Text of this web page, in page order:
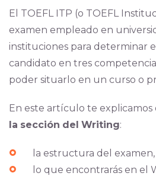
El TOEFL ITP (o TOEFL
examen empleado en
instituciones para determinar
candidato en tres
poder situarlo en un curso o
En este artículo te explicamos
la sección del Writing:
la estructura del examen,
lo que encontrarás en el